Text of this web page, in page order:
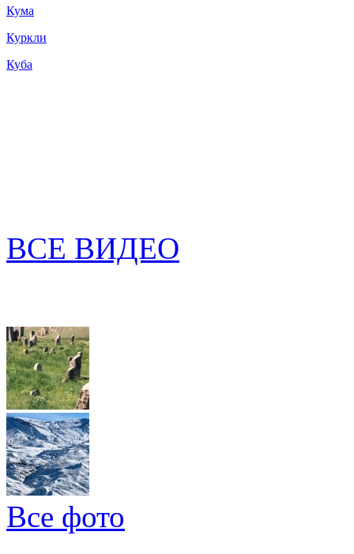
Кума
Куркли
Куба
ВСЕ ВИДЕО
Все фото